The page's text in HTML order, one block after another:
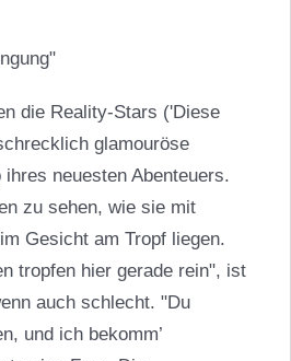
die Reality-Stars ('Diese
glamouröse
ihres neuesten Abenteuers.
zu sehen, wie sie mit
Gesicht am Tropf liegen.
tropfen hier gerade rein", ist
auch schlecht. "Du
und ich bekomm’